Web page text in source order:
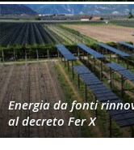
Energia da fonti
al decreto Fer X